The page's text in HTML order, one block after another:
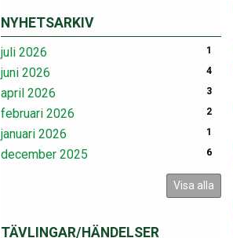
NYHETSARKIV
juli 2026 1
juni 2026 4
april 2026 3
februari 2026 2
januari 2026 1
december 2025 6
Visa alla
TÄVLINGAR/HÄNDELSER